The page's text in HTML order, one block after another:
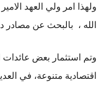
ولهذا امر ولي العهد
الله ، بالبحث عن مصادر
وتم استثمار بعض
اقتصادية متنوعة، في